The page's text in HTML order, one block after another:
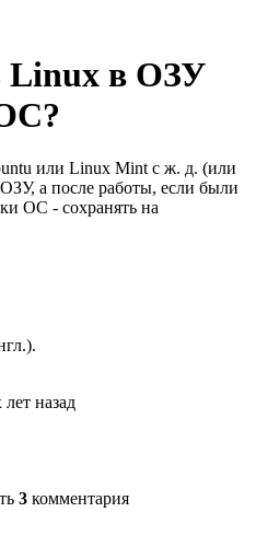
Linux в ОЗУ
или Linux Mint с ж. д. (или
а после работы, если были
ОС - сохранять на
лет назад
3 комментария